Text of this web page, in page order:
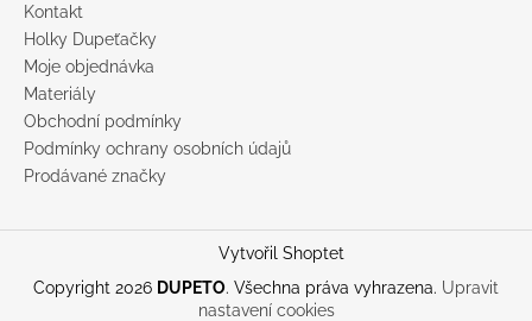
Kontakt
Holky Dupeťačky
Moje objednávka
Materiály
Obchodní podmínky
Podmínky ochrany osobních údajů
Prodávané značky
Vytvořil Shoptet
Copyright 2026 DUPETO. Všechna práva vyhrazena. Upravit
nastavení cookies